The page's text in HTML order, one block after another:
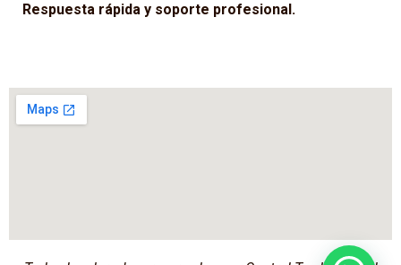
Respuesta rápida y soporte profesional.